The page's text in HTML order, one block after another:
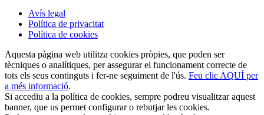
Avís legal
Política de privacitat
Política de cookies
Aquesta pàgina web utilitza cookies pròpies, que poden ser
tècniques o analítiques, per assegurar el funcionament correcte de
tots els seus continguts i fer-ne seguiment de l'ús. Feu clic AQUÍ per
a més informació.
Si accediu a la política de cookies, sempre podreu visualitzar aquest
banner, que us permet configurar o rebutjar les cookies.